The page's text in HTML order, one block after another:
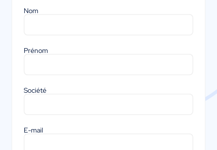
Nom
Prénom
Société
E-mail